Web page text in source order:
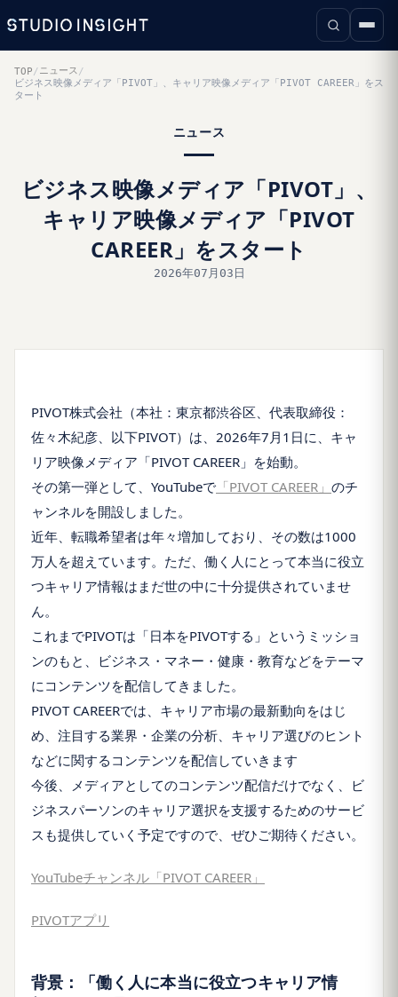
TOP / ニュース /
ビジネス映像メディア「PIVOT」、キャリア映像メディア「PIVOT CAREER」をス
タート
ニュース
ビジネス映像メディア「PIVOT」、
キャリア映像メディア「PIVOT
CAREER」をスタート
2026年07月03日
PIVOT株式会社（本社：東京都渋谷区、代表取締役：
佐々木紀彦、以下PIVOT）は、2026年7月1日に、キャ
リア映像メディア「PIVOT CAREER」を始動。
その第一弾として、YouTubeで 「PIVOT CAREER」 のチ
ャンネルを開設しました。
近年、転職希望者は年々増加しており、その数は1000
万人を超えています。ただ、働く人にとって本当に役立
つキャリア情報はまだ世の中に十分提供されていませ
ん。
これまでPIVOTは「日本をPIVOTする」というミッショ
ンのもと、ビジネス・マネー・健康・教育などをテーマ
にコンテンツを配信してきました。
PIVOT CAREERでは、キャリア市場の最新動向をはじ
め、注目する業界・企業の分析、キャリア選びのヒント
などに関するコンテンツを配信していきます
今後、メディアとしてのコンテンツ配信だけでなく、ビ
ジネスパーソンのキャリア選択を支援するためのサービ
スも提供していく予定ですので、ぜひご期待ください。
YouTubeチャンネル「PIVOT CAREER」
PIVOTアプリ
背景：「働く人に本当に役立つキャリア情